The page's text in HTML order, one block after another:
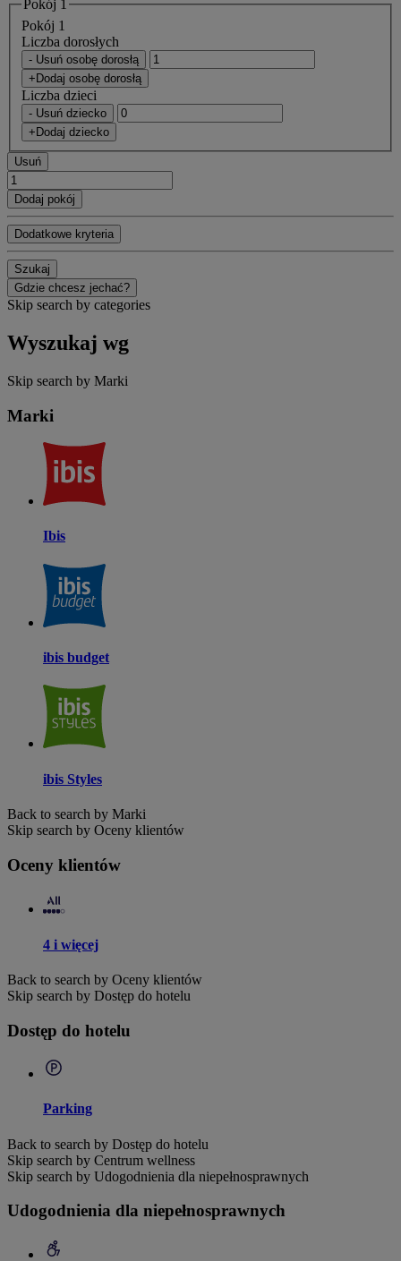
Pokój 1
Pokój 1
Liczba dorosłych
- Usuń osobę dorosłą
+Dodaj osobę dorosłą
Liczba dzieci
- Usuń dziecko
+Dodaj dziecko
Usuń
Dodaj pokój
Dodatkowe kryteria
Szukaj
Gdzie chcesz jechać?
Skip search by categories
Wyszukaj wg
Skip search by Marki
Marki
Ibis
ibis budget
ibis Styles
Back to search by Marki
Skip search by Oceny klientów
Oceny klientów
4 i więcej
Back to search by Oceny klientów
Skip search by Dostęp do hotelu
Dostęp do hotelu
Parking
Back to search by Dostęp do hotelu
Skip search by Centrum wellness
Skip search by Udogodnienia dla niepełnosprawnych
Udogodnienia dla niepełnosprawnych